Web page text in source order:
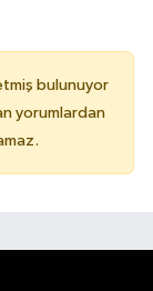
bulunuyor
yorumlardan